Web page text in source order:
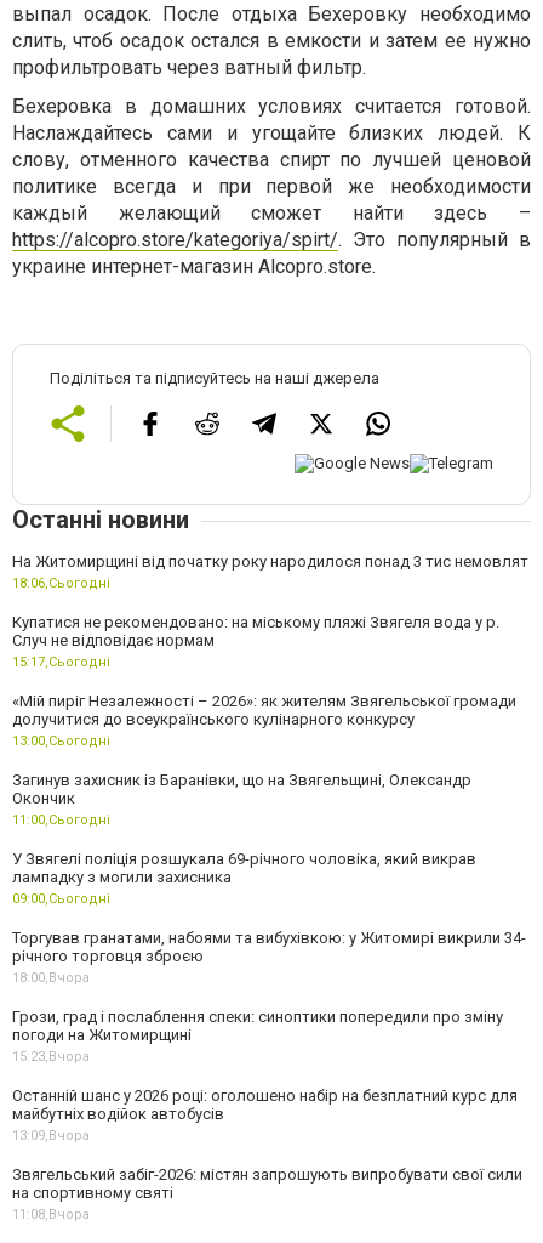
выпал осадок. После отдыха Бехеровку необходимо
слить, чтоб осадок остался в емкости и затем ее нужно
профильтровать через ватный фильтр.
Бехеровка в домашних условиях считается готовой.
Наслаждайтесь сами и угощайте близких людей. К
слову, отменного качества спирт по лучшей ценовой
политике всегда и при первой же необходимости
каждый желающий сможет найти здесь –
https://alcopro.store/kategoriya/spirt/. Это популярный в
украине интернет-магазин Alcopro.store.
Поділіться та підписуйтесь на наші джерела
Останні новини
На Житомирщині від початку року народилося понад 3 тис немовлят
18:06,Сьогодні
Купатися не рекомендовано: на міському пляжі Звягеля вода у р.
Случ не відповідає нормам
15:17,Сьогодні
«Мій пиріг Незалежності – 2026»: як жителям Звягельської громади
долучитися до всеукраїнського кулінарного конкурсу
13:00,Сьогодні
Загинув захисник із Баранівки, що на Звягельщині, Олександр
Окончик
11:00,Сьогодні
У Звягелі поліція розшукала 69-річного чоловіка, який викрав
лампадку з могили захисника
09:00,Сьогодні
Торгував гранатами, набоями та вибухівкою: у Житомирі викрили 34-
річного торговця зброєю
18:00, Вчора
Грози, град і послаблення спеки: синоптики попередили про зміну
погоди на Житомирщині
15:23, Вчора
Останній шанс у 2026 році: оголошено набір на безплатний курс для
майбутніх водійок автобусів
13:09, Вчора
Звягельський забіг-2026: містян запрошують випробувати свої сили
на спортивному святі
11:08, Вчора